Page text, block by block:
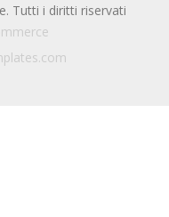
Tutti i diritti riservati